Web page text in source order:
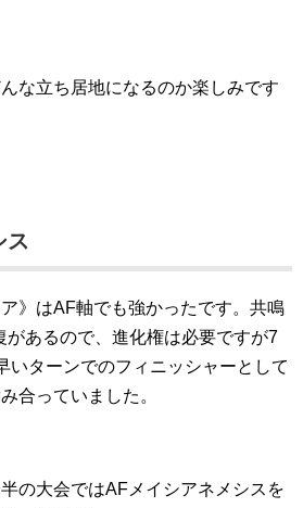
な立ち居地になるのか楽しみです
ス
ア》はAF軸でも強かったです。共鳴
があるので、進化権は必要ですが7
いターンでのフィニッシャーとして
合っていました。
の大会ではAFメイシアネメシスを